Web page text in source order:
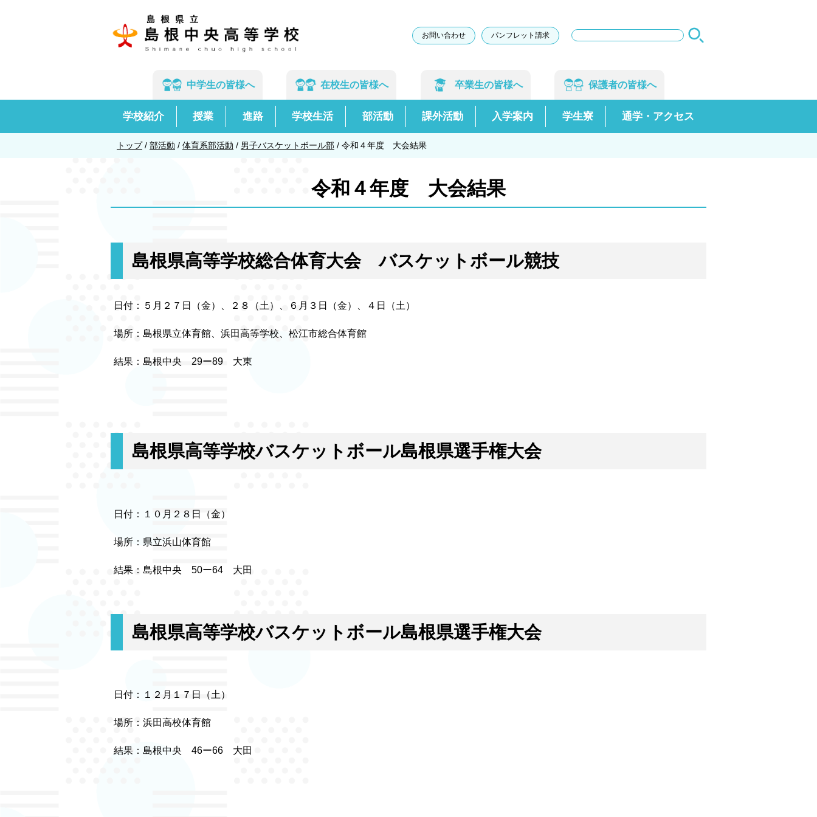
お問い合わせ パンフレット請求
サ
検
中学生の皆様へ 在校生の皆様へ 卒業生の皆様へ 保護者の皆様へ
学校紹介 授業 進路 学校生活 部活動 課外活動 入学案内 学生寮 通学・アクセス
現
トップ/ 部活動 / 体育系部活動 / 男子バスケットボール部 / 令和４年度 大会結果
令和４年度 大会結果
島根県高等学校総合体育大会 バスケットボール競技
日付：５月２７日（金）、２８（土）、６月３日（金）、４日（土）
場所：島根県立体育館、浜田高等学校、松江市総合体育館
結果：島根中央 29ー89 大東
島根県高等学校バスケットボール島根県選手権大会
日付：１０月２８日（金）
場所：県立浜山体育館
結果：島根中央 50ー64 大田
島根県高等学校バスケットボール島根県選手権大会
日付：１２月１７日（土）
場所：浜田高校体育館
結果：島根中央 46ー66 大田